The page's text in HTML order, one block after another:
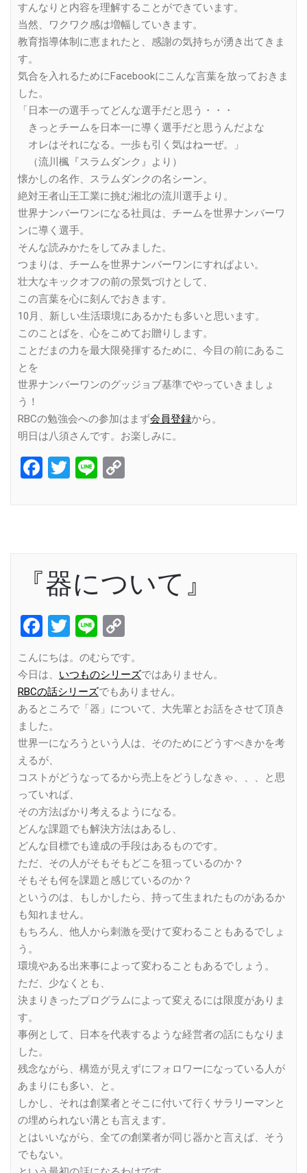
すんなりと内容を理解することができています。
当然、ワクワク感は増幅していきます。
教育指導体制に恵まれたと、感謝の気持ちが湧き出てきま
す。
気合を入れるためにFacebookにこんな言葉を放っておきま
した。
「日本一の選手ってどんな選手だと思う・・・
きっとチームを日本一に導く選手だと思うんだよな
オレはそれになる。一歩も引く気はねーぜ。」
（流川楓『スラムダンク』より）
懐かしの名作、スラムダンクの名シーン。
絶対王者山王工業に挑む湘北の流川選手より。
世界ナンバーワンになる社員は、チームを世界ナンバーワ
ンに導く選手。
そんな読みかたをしてみました。
つまりは、チームを世界ナンバーワンにすればよい。
壮大なキックオフの前の景気づけとして、
この言葉を心に刻んでおきます。
10月、新しい生活環境にあるかたも多いと思います。
このことばを、心をこめてお贈りします。
ことだまの力を最大限発揮するために、今目の前にあるこ
とを
世界ナンバーワンのグッジョブ基準でやっていきましょ
う！
RBCの勉強会への参加はまず会員登録から。
明日は八須さんです。お楽しみに。
Facebook
Twitter
Line
『器について』
Facebook
Twitter
Line
Link
こんにちは。のむらです。
今日は、 いつものシリーズではありません。
RBCの話シリーズでもありません。
あるところで「器」について、大先輩とお話をさせて頂き
ました。
世界一になろうという人は、そのためにどうすべきかを考
えるが、
コストがどうなってるから売上をどうしなきゃ、、、と思
っていれば、
その方法ばかり考えるようになる。
どんな課題でも解決方法はあるし、
どんな目標でも達成の手段はあるものです。
ただ、その人がそもそもどこを狙っているのか？
そもそも何を課題と感じているのか？
というのは、もしかしたら、持って生まれたものがあるか
も知れません。
もちろん、他人から刺激を受けて変わることもあるでしょ
う。
環境やある出来事によって変わることもあるでしょう。
ただ、少なくとも、
決まりきったプログラムによって変えるには限度がありま
す。
事例として、日本を代表するような経営者の話にもなりま
した。
残念ながら、構造が見えずにフォロワーになっている人が
あまりにも多い、と。
しかし、それは創業者とそこに付いて行くサラリーマンと
の埋められない溝とも言えます。
とはいいながら、全ての創業者が同じ器かと言えば、そう
でもない。